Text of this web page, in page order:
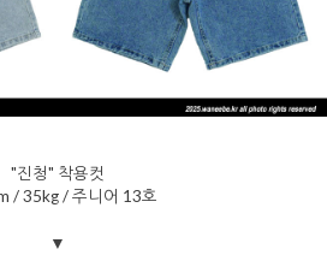
"진청" 착용컷
/ 35kg / 주니어 13호
▼